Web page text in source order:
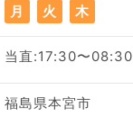
月 火 木
当直:17:30〜08:30
福島県本宮市